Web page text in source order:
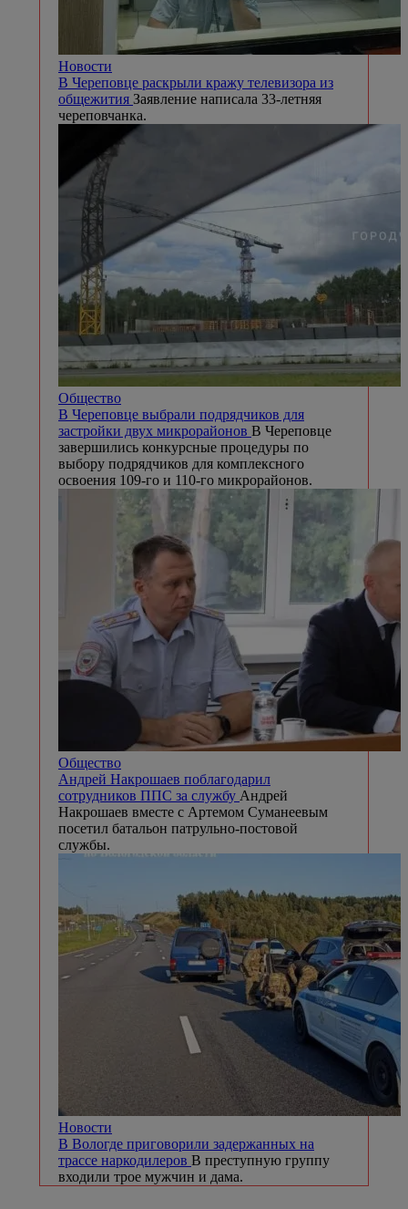
Новости
В Череповце раскрыли кражу телевизора из
общежития Заявление написала 33-летняя
череповчанка.
Общество
В Череповце выбрали подрядчиков для
застройки двух микрорайонов В Череповце
завершились конкурсные процедуры по
выбору подрядчиков для комплексного
освоения 109-го и 110-го микрорайонов.
Общество
Андрей Накрошаев поблагодарил
сотрудников ППС за службу Андрей
Накрошаев вместе с Артемом Суманеевым
посетил батальон патрульно-постовой
службы.
Новости
В Вологде приговорили задержанных на
трассе наркодилеров В преступную группу
входили трое мужчин и дама.